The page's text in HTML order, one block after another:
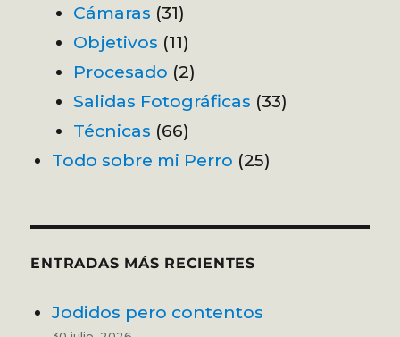
Cámaras (31)
Objetivos (11)
Procesado (2)
Salidas Fotográficas (33)
Técnicas (66)
Todo sobre mi Perro (25)
ENTRADAS MÁS RECIENTES
Jodidos pero contentos